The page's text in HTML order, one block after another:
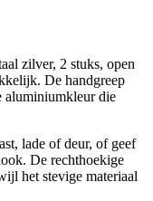
zilver, 2 stuks, open
De handgreep
aluminiumkleur die
lade of deur, of geef
De rechthoekige
het stevige materiaal